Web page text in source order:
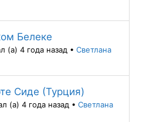
Белеке
(а) 4 года назад • Светлана
Сиде (Турция)
(а) 4 года назад • Светлана